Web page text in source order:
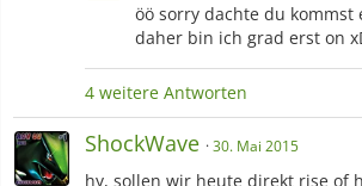
öö sorry dachte du kommst
daher bin ich grad erst on
4 weitere Antworten
ShockWave 30. Mai 2015
hy, sollen wir heute direkt rise of